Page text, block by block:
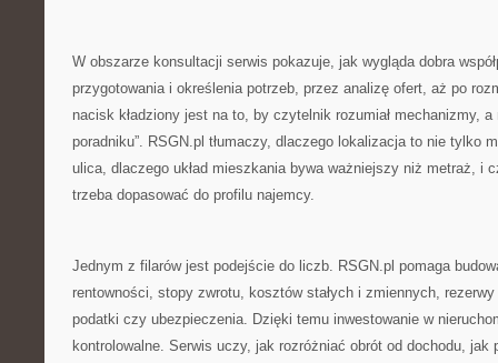
W obszarze konsultacji serwis pokazuje, jak wygląda dobra
przygotowania i określenia potrzeb, przez analizę ofert, aż po
nacisk kładziony jest na to, by czytelnik rozumiał mechanizmy, a
poradniku”. RSGN.pl tłumaczy, dlaczego lokalizacja to nie tylko
ulica, dlaczego układ mieszkania bywa ważniejszy niż metraż, i
trzeba dopasować do profilu najemcy.
Jednym z filarów jest podejście do liczb. RSGN.pl pomaga
rentowności, stopy zwrotu, kosztów stałych i zmiennych,
podatki czy ubezpieczenia. Dzięki temu inwestowanie w
kontrolowalne. Serwis uczy, jak rozróżniać obrót od dochodu, jak